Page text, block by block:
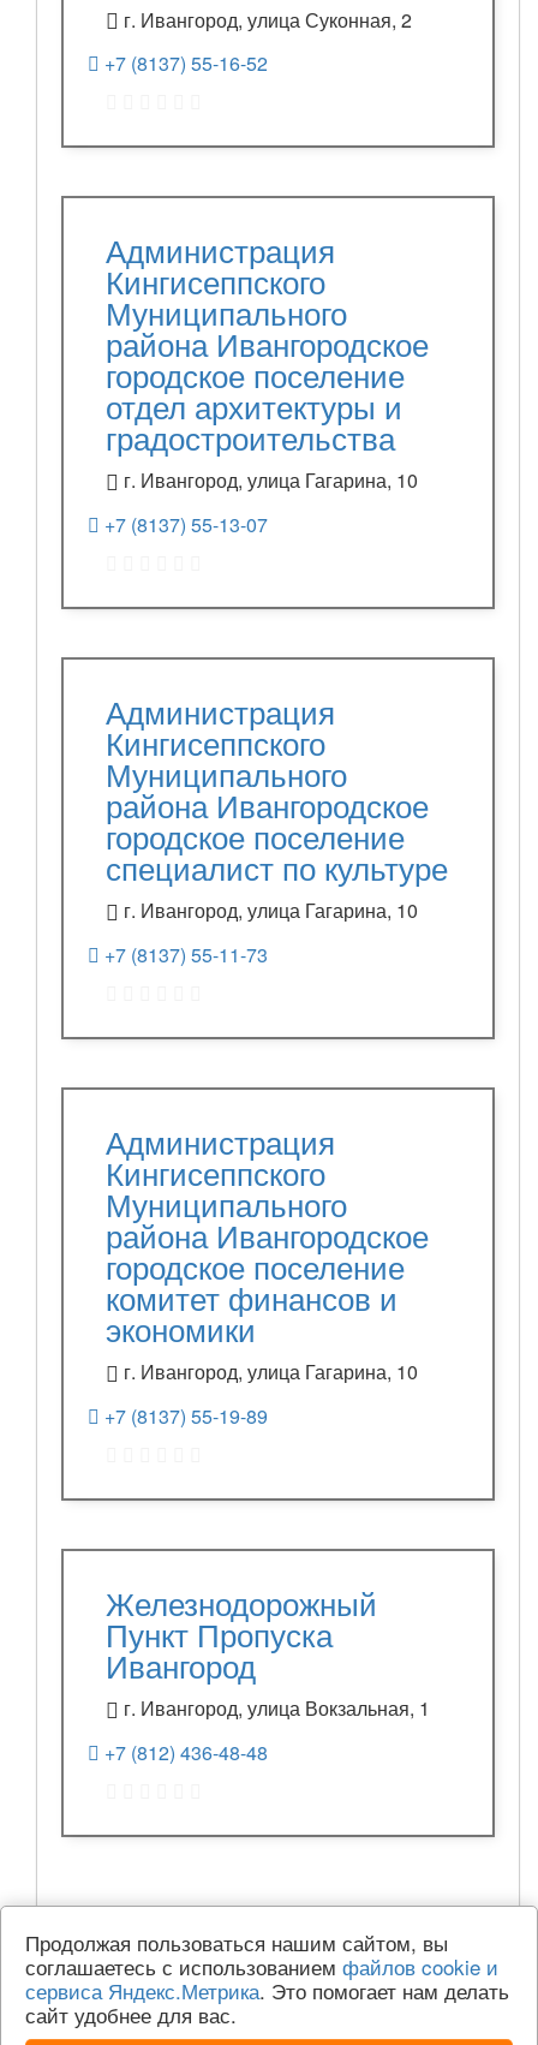
г. Ивангород, улица Суконная, 2
+7 (8137) 55-16-52
Администрация
Кингисеппского
Муниципального
района Ивангородское
городское поселение
отдел архитектуры и
градостроительства
г. Ивангород, улица Гагарина, 10
+7 (8137) 55-13-07
Администрация
Кингисеппского
Муниципального
района Ивангородское
городское поселение
специалист по культуре
г. Ивангород, улица Гагарина, 10
+7 (8137) 55-11-73
Администрация
Кингисеппского
Муниципального
района Ивангородское
городское поселение
комитет финансов и
экономики
г. Ивангород, улица Гагарина, 10
+7 (8137) 55-19-89
Железнодорожный
Пункт Пропуска
Ивангород
г. Ивангород, улица Вокзальная, 1
+7 (812) 436-48-48
© 2015-2026 | isgov.ru — Государственные учреждения.
Использование сайта (размещение организации в каталоге, отзывов и
Продолжая пользоваться нашим сайтом, вы
соглашаетесь с использованием файлов cookie и
сервиса Яндекс.Метрика. Это помогает нам делать
сайт удобнее для вас.